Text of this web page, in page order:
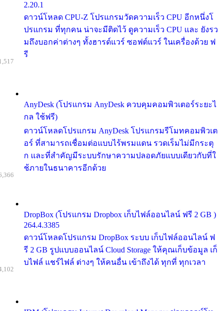
2.20.1
ดาวน์โหลด CPU-Z โปรแกรมวัดความเร็ว CPU อีกหนึ่งโ
ปรแกรม ที่ทุกคน น่าจะมีติดไว้ ดูความเร็ว CPU และ ยังรว
มถึงบอกค่าต่างๆ ทั้งฮารด์แวร์ ซอฟต์แวร์ ในเครื่องด้วย ฟ
รี
AnyDesk (โปรแกรม AnyDesk ควบคุมคอมพิวเตอร์ระยะไ
กล ใช้ฟรี)
ดาวน์โหลดโปรแกรม AnyDesk โปรแกรมรีโมทคอมพิวเต
อร์ ที่สามารถเชื่อมต่อแบบไร้พรมแดน รวดเร็มไม่มีกระตุ
ก และที่สำคัญมีระบบรักษาความปลอดภัยแบบเดียวกับที่ใ
ช้ภายในธนาคารอีกด้วย
DropBox (โปรแกรม Dropbox เก็บไฟล์ออนไลน์ ฟรี 2 GB )
264.4.3385
ดาวน์โหลดโปรแกรม DropBox ระบบ เก็บไฟล์ออนไลน์ ฟ
รี 2 GB รูปแบบออนไลน์ Cloud Storage ให้คุณเก็บข้อมูล เก็
บไฟล์ แชร์ไฟล์ ต่างๆ ให้คนอื่น เข้าถึงได้ ทุกที่ ทุกเวลา